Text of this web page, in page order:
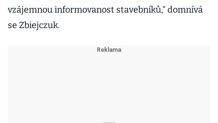
vzájemnou informovanost stavebníků,“ domnívá
se Zbiejczuk.